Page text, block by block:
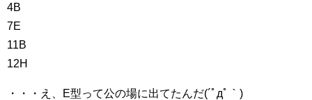
4B
7E
11B
12H
・・・え、E型って公の場に出てたんだ(´ﾟдﾟ｀)